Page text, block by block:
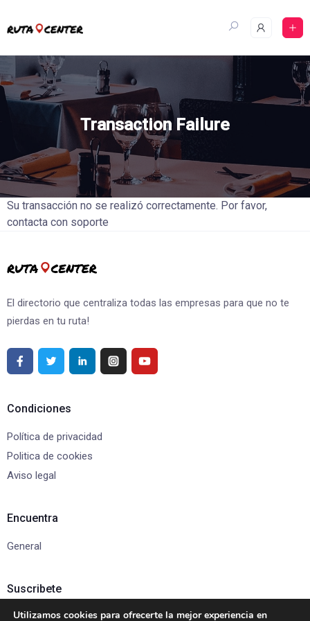
to
Transaction Failure
Su transacción no se realizó correctamente. Por favor,
contacta con soporte
El directorio que centraliza todas las empresas para que no te
pierdas en tu ruta!
Condiciones
Política de privacidad
Politica de cookies
Aviso legal
Encuentra
General
Suscribete
Suscríbete para recibir actualizaciones y ofertas exclusivas.
Utilizamos cookies para ofrecerte la mejor experiencia en